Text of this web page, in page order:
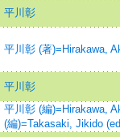
平川彰
平川彰 (著)=Hirakawa,
平川彰
平川彰 (編)=Hirakawa,
(編)=Takasaki, Jikido